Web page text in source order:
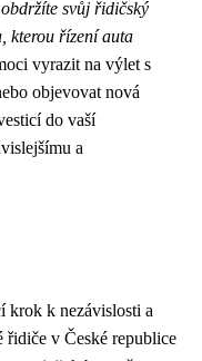
obdržíte svůj řidičský
kterou řízení auta
vyrazit na výlet s
objevovat nová
do vaší
a
krok k nezávislosti a
řidiče v České republice